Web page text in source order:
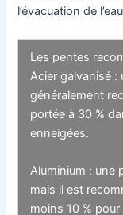
l’évacuation de
Les pentes
Acier galvanisé :
généralement
portée à 30 %
enneigées.
Aluminium : une
mais il est
moins 10 %